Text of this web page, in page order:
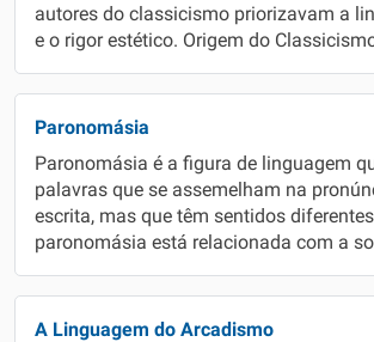
autores do classicismo priorizavam a
e o rigor estético. Origem do
Paronomásia
Paronomásia é a figura de linguagem
palavras que se assemelham na
escrita, mas que têm sentidos
paronomásia está relacionada com a
A Linguagem do Arcadismo